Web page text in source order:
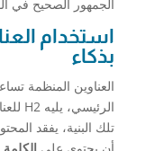
الجمهور الصحيح في
استخدام
بذكاء